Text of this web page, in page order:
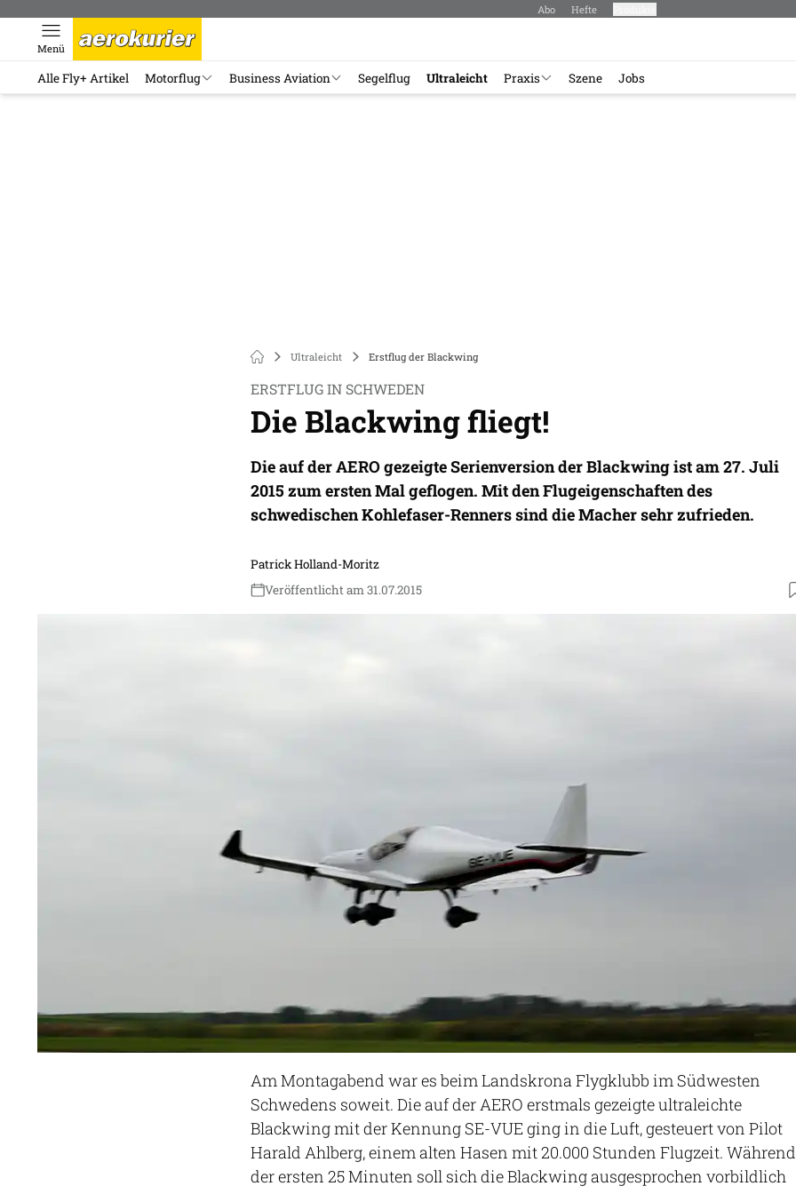
Abo Hefte
Menü
Alle Fly+ Artikel Motorflug Business Aviation Segelflug Ultraleicht Praxis Szene Jobs
Ultraleicht Erstflug der Blackwing
ERSTFLUG IN SCHWEDEN
Die Blackwing fliegt!
Die auf der AERO gezeigte Serienversion der Blackwing ist am 27. Juli
2015 zum ersten Mal geflogen. Mit den Flugeigenschaften des
schwedischen Kohlefaser-Renners sind die Macher sehr zufrieden.
Patrick Holland-Moritz
Veröffentlicht am 31.07.2015
Am Montagabend war es beim Landskrona Flygklubb im Südwesten
Schwedens soweit. Die auf der AERO erstmals gezeigte ultraleichte
Blackwing mit der Kennung SE-VUE ging in die Luft, gesteuert von Pilot
Harald Ahlberg, einem alten Hasen mit 20.000 Stunden Flugzeit. Während
der ersten 25 Minuten soll sich die Blackwing ausgesprochen vorbildlich